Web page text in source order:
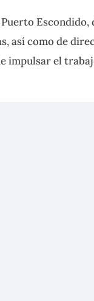
Escondido,
así como de
impulsar el